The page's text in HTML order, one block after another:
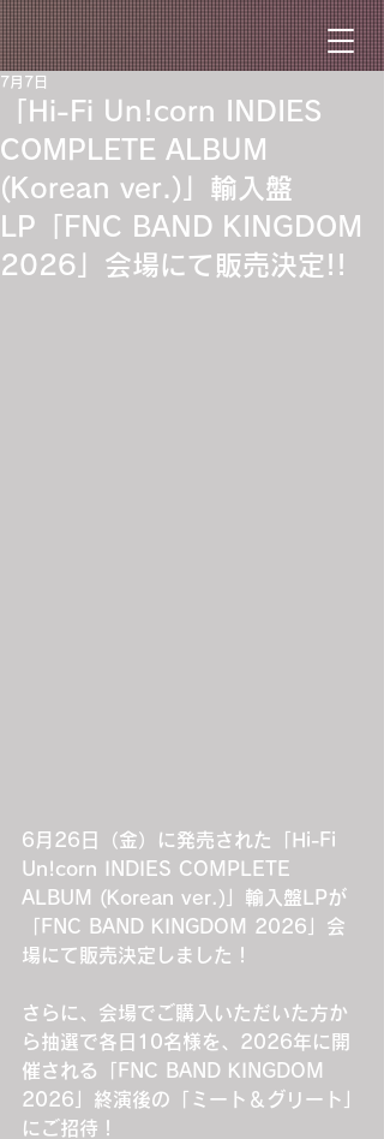
「Hi-Fi Un!corn INDIES
COMPLETE ALBUM
(Korean ver.)」輸入盤
LP「FNC BAND KINGDOM
2026」会場にて販売決定!!
7月7日
6月26日（金）に発売された「Hi-Fi
Un!corn INDIES COMPLETE
ALBUM (Korean ver.)」輸入盤LPが
「FNC BAND KINGDOM 2026」会
場にて販売決定しました！
さらに、会場でご購入いただいた方か
ら抽選で各日10名様を、2026年に開
催される「FNC BAND KINGDOM
2026」終演後の「ミート＆グリート」
にご招待！